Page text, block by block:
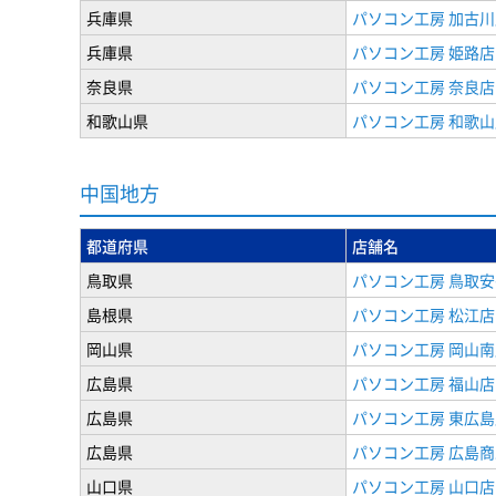
兵庫県
パソコン工房 加古
兵庫県
パソコン工房 姫路店
奈良県
パソコン工房 奈良店
和歌山県
パソコン工房 和歌
中国地方
都道府県
店舗名
鳥取県
パソコン工房 鳥取
島根県
パソコン工房 松江店
岡山県
パソコン工房 岡山
広島県
パソコン工房 福山店
広島県
パソコン工房 東広
広島県
パソコン工房 広島
山口県
パソコン工房 山口店